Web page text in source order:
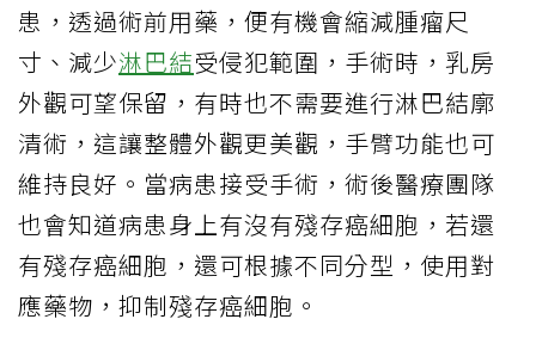
患，透過術前用藥，便有機會縮減腫瘤尺
寸、減少淋巴結受侵犯範圍，手術時，乳房
外觀可望保留，有時也不需要進行淋巴結廓
清術，這讓整體外觀更美觀，手臂功能也可
維持良好。當病患接受手術，術後醫療團隊
也會知道病患身上有沒有殘存癌細胞，若還
有殘存癌細胞，還可根據不同分型，使用對
應藥物，抑制殘存癌細胞。